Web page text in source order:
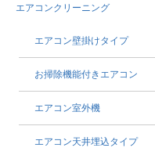
エアコンクリーニング
エアコン壁掛けタイプ
お掃除機能付きエアコン
エアコン室外機
エアコン天井埋込タイプ